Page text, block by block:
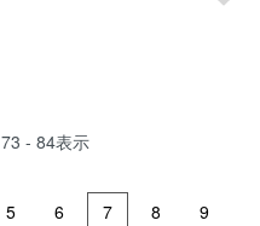
73 - 84表示
5 6 7 8
9